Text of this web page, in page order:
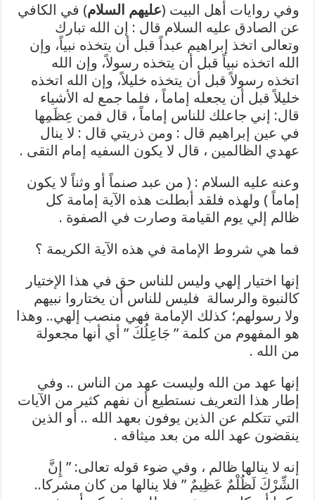
وفي روايات أهل البيت (عليهم السلام) في الكافي
عن الصادق عليه السلام قال : إن الله تبارك
وتعالى اتخذ إبراهيم عبداً قبل أن يتخذه نبياً، وإن
الله اتخذه نبياً قبل أن يتخذه رسولاً، وإن الله
اتخذه رسولاً قبل أن يتخذه خليلاً، وإن الله اتخذه
خليلاً قبل أن يجعله إماماً ، فلما جمع له الأشياء
قال: إني جاعلك للناس إماماً ، قال فمن عِظَمِها
في عين إبراهيم قال : ومن ذريتي قال : لا ينال
عهدي الظالمين ، قال لا يكون السفيه إمام التقى .
وعنه عليه السلام : ( من عبد صنماً أو وثناً لا يكون
إماماً ) ولهذه فلقد أبطلت هذه الآية إمامة كل
ظالم إلي يوم القيامة وصارت في الصفوة .
فما هي شروط الإمامة في هذه الآية الكريمة ؟
إنها اختيار إلهي وليس للناس حق في هذا الإختيار
كالنبوة والرسالة فليس للناس أن يختاروا نبيهم
ولا رسولهم؛ كذلك الإمامة فهي منصب إلهي.. وهذا
هو المفهوم من كلمة ” جَاعِلُكَ ” أي أنها مجعولة
من الله .
إنها عهد من الله وليست عهد من الناس .. وفي
إطار هذا التعريف نستطيع أن نفهم كثير من الآيات
التي تتكلم عن الذين يوفون بعهد الله .. أو الذين
ينقضون عهد الله من بعد ميثاقه .
إنه لا ينالها ظالم ، وفي ضوء قوله تعالى: ” إِنَّ
الشِّرْكَ لَظُلْمٌ عَظِيمٌ ” فلا ينالها من كان مشركا..